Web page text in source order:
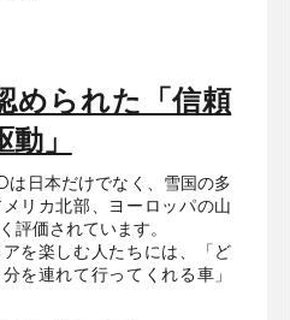
められた「信頼
」
は日本だけでなく、雪国の多
リカ北部、ヨーロッパの山
評価されています。
を楽しむ人たちには、「ど
を連れて行ってくれる車」